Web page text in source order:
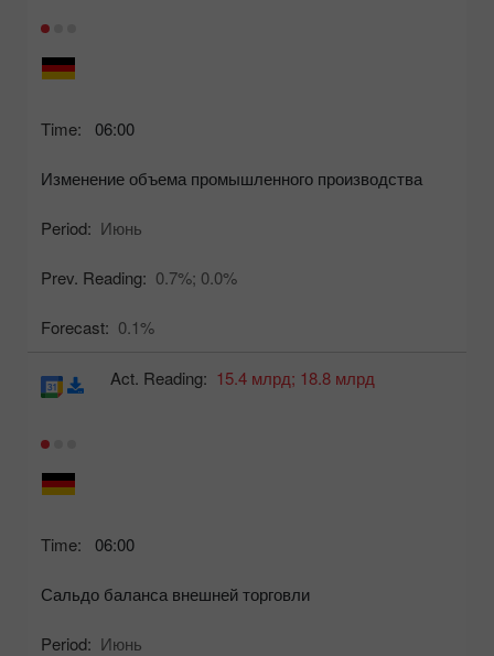
Time: 06:00
Изменение объема промышленного производства
Period: Июнь
Prev. Reading: 0.7%; 0.0%
Forecast: 0.1%
Time: 06:00
Сальдо баланса внешней торговли
Period: Июнь
Act. Reading: 15.4 млрд; 18.8 млрд